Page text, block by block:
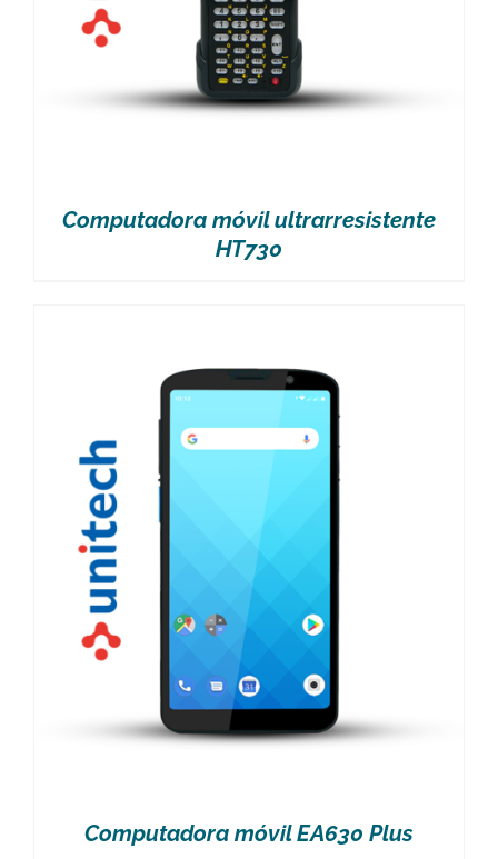
Computadora móvil ultrarresistente
HT730
Computadora móvil EA630 Plus